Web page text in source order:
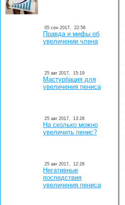
05 сен 2017, 22:56
Правда и мифы об
увеличении члена
25 авг 2017, 15:19
Мастурбация для
увеличения пениса
25 авг 2017, 13:28
На сколько можно
увеличить пенис?
25 авг 2017, 12:28
Негативные
последствия
увеличения пениса